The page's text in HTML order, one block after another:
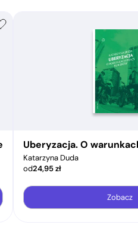
Uberyzacja. O
Katarzyna Duda
od24,95zł
Zobacz